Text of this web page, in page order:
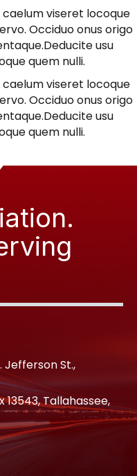
viseret locoque
Occiduo onus origo
usu
quem nulli.
viseret locoque
Occiduo onus origo
usu
quem nulli.
Jefferson St.,
13543, Tallahassee,